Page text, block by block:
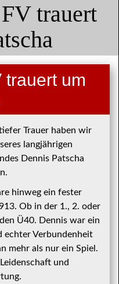
trauert
trauert um
Trauer haben wir
langjährigen
Dennis Patscha
hinweg ein fester
Ob in der 1., 2. oder
Ü40. Dennis war ein
echter Verbundenheit
mehr als nur ein Spiel.
und